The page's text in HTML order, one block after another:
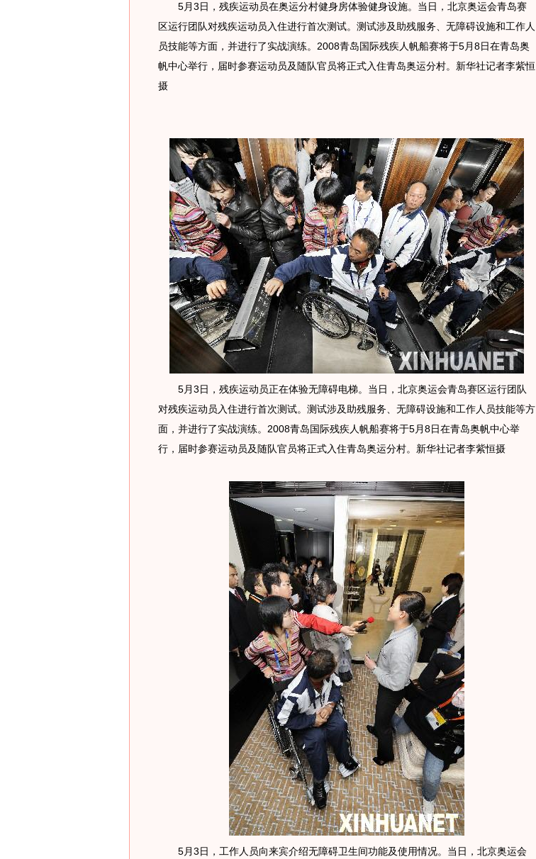
5月3日，残疾运动员在奥运分村健身房体验健身设施。当日，北京奥运会青岛赛
区运行团队对残疾运动员入住进行首次测试。测试涉及助残服务、无障碍设施和工作人
员技能等方面，并进行了实战演练。2008青岛国际残疾人帆船赛将于5月8日在青岛奥
帆中心举行，届时参赛运动员及随队官员将正式入住青岛奥运分村。新华社记者李紫恒
摄
5月3日，残疾运动员正在体验无障碍电梯。当日，北京奥运会青岛赛区运行团队
对残疾运动员入住进行首次测试。测试涉及助残服务、无障碍设施和工作人员技能等方
面，并进行了实战演练。2008青岛国际残疾人帆船赛将于5月8日在青岛奥帆中心举
行，届时参赛运动员及随队官员将正式入住青岛奥运分村。新华社记者李紫恒摄
5月3日，工作人员向来宾介绍无障碍卫生间功能及使用情况。当日，北京奥运会